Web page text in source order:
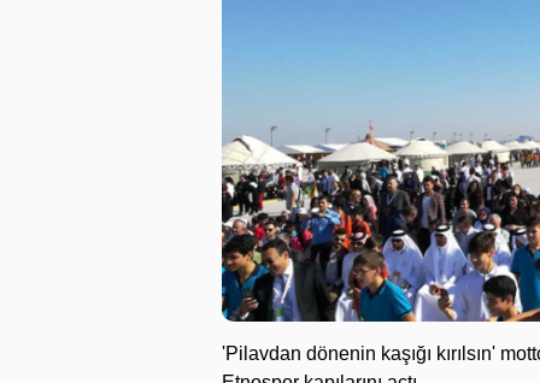
'Pilavdan dönenin kaşığı kırılsın'